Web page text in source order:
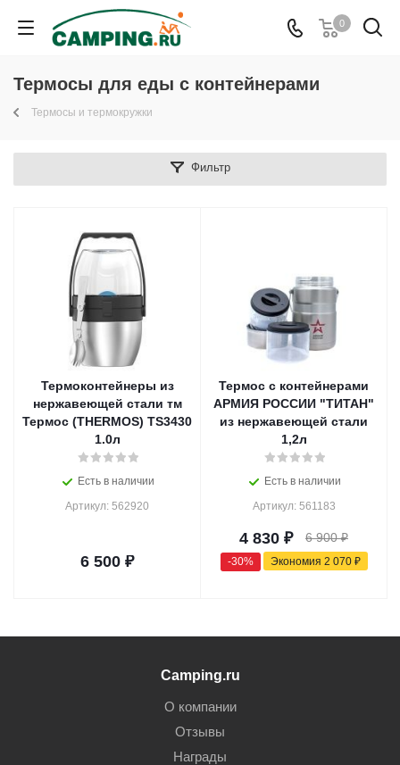
0
Термосы для еды с контейнерами
Термосы и термокружки
Фильтр
Термоконтейнеры из
нержавеющей стали тм
Термос (THERMOS) TS3430
1.0л
Есть в наличии
Артикул: 562920
6 500 ₽
Термос с контейнерами
АРМИЯ РОССИИ "ТИТАН"
из нержавеющей стали
1,2л
Есть в наличии
Артикул: 561183
4 830 ₽ 6 900₽
-30% Экономия 2 070₽
Camping.ru
О компании
Отзывы
Награды